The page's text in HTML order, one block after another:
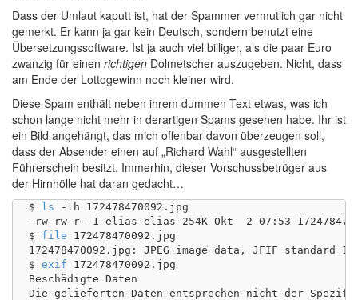
Dass der Umlaut kaputt ist, hat der Spammer vermutlich gar nicht
gemerkt. Er kann ja gar kein Deutsch, sondern benutzt eine
Übersetzungssoftware. Ist ja auch viel billiger, als die paar Euro
zwanzig für einen richtigen Dolmetscher auszugeben. Nicht, dass
am Ende der Lottogewinn noch kleiner wird.
Diese Spam enthält neben ihrem dummen Text etwas, was ich
schon lange nicht mehr in derartigen Spams gesehen habe. Ihr ist
ein Bild angehängt, das mich offenbar davon überzeugen soll,
dass der Absender einen auf „Richard Wahl“ ausgestellten
Führerschein besitzt. Immerhin, dieser Vorschussbetrüger aus
der Hirnhölle hat daran gedacht…
$ ls -lh 172478470092.jpg
-rw-rw-r– 1 elias elias 254K Okt  2 07:53
$ file 172478470092.jpg
172478470092.jpg: JPEG image data, JFIF
$ exif 172478470092.jpg
Beschädigte Daten
Die gelieferten Daten entsprechen nicht der